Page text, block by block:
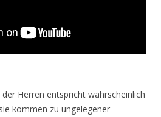
Herren entspricht wahrscheinlich
kommen zu ungelegener